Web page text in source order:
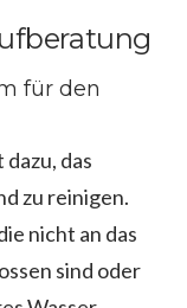
für den
das
zu reinigen.
nicht an das
sind oder